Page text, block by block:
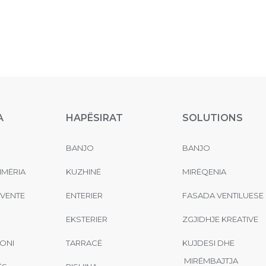
HAPËSIRAT
BANJO
KUZHINË
ENTERIER
EKSTERIER
TARRACË
SOLUTIONS
BANJO
MIRËQENIA
FASADA VENTILUESE
ZGJIDHJE KREATIVE
KUJDESI DHE
MIRËMBAJTJA